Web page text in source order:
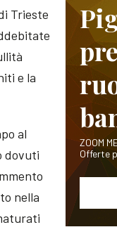
Trieste
e la
al
dovuti
nella
ZOOM
Offerte